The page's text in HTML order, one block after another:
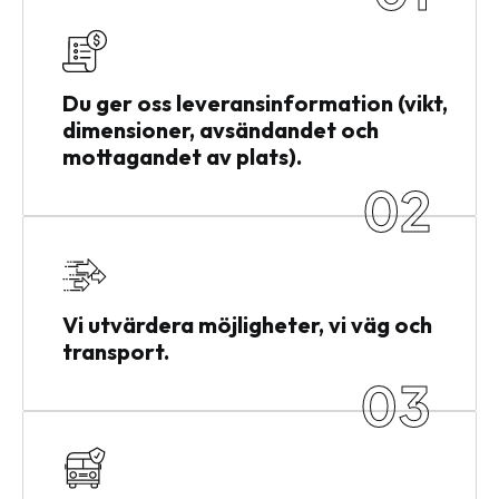
Du ger oss leveransinformation (vikt,
dimensioner, avsändandet och
mottagandet av plats).
02
Vi utvärdera möjligheter, vi väg och
transport.
03